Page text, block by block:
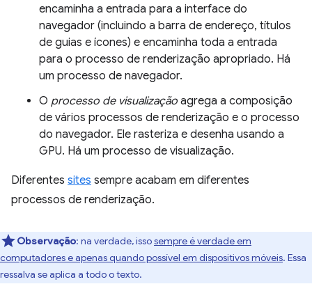
encaminha a entrada para a interface do
navegador (incluindo a barra de endereço, títulos
de guias e ícones) e encaminha toda a entrada
para o processo de renderização apropriado. Há
um processo de navegador.
O processo de visualização agrega a composição
de vários processos de renderização e o processo
do navegador. Ele rasteriza e desenha usando a
GPU. Há um processo de visualização.
Diferentes sites sempre acabam em diferentes
processos de renderização.
Observação: na verdade, issosempre é verdade em
computadores e apenas quando possível em dispositivos móveis. Essa
ressalva se aplica a todo o texto.